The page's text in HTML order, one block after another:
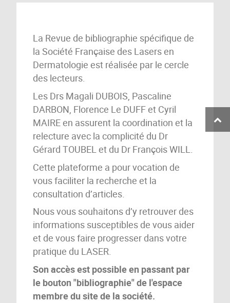
La Revue de bibliographie spécifique de
la Société Française des Lasers en
Dermatologie est réalisée par le cercle
des lecteurs.
Les Drs Magali DUBOIS, Pascaline
DARBON, Florence Le DUFF et Cyril
MAIRE en assurent la coordination et la
relecture avec la complicité du Dr
Gérard TOUBEL et du Dr François WILL.
Cette plateforme a pour vocation de
vous faciliter la recherche et la
consultation d’articles.
Nous vous souhaitons d’y retrouver des
informations susceptibles de vous aider
et de vous faire progresser dans votre
pratique du LASER.
Son accès est possible en passant par
le bouton "bibliographie" de l'espace
membre du site de la société.